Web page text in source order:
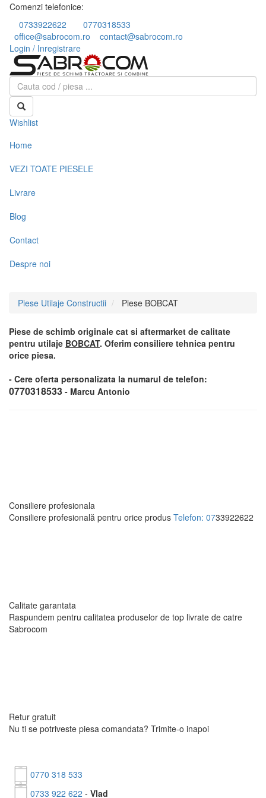
Comenzi telefonice:
0733922622
0770318533
office@sabrocom.ro
contact@sabrocom.ro
Login / Inregistrare
Wishlist
Home
VEZI TOATE PIESELE
Livrare
Blog
Contact
Despre noi
Piese Utilaje Constructii Piese BOBCAT
Piese de schimb originale cat si aftermarket de calitate
pentru utilaje BOBCAT. Oferim consiliere tehnica pentru
orice piesa.
- Cere oferta personalizata la numarul de telefon:
0770318533 - Marcu Antonio
Consiliere profesionala
Consiliere profesională pentru orice produs Telefon: 0733922622
Calitate garantata
Raspundem pentru calitatea produselor de top livrate de catre
Sabrocom
Retur gratuit
Nu ti se potriveste piesa comandata? Trimite-o inapoi
0770 318 533
0733 922 622 - Vlad